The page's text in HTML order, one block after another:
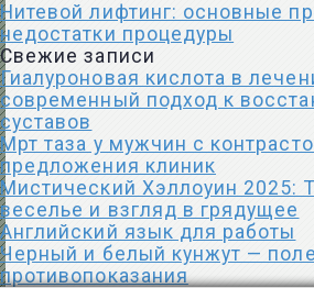
Нитевой лифтинг: основные
недостатки процедуры
Свежие записи
Гиалуроновая кислота в
современный подход к
суставов
Мрт таза у мужчин с
предложения клиник
Мистический Хэллоуин 2025:
веселье и взгляд в грядущее
Английский язык для работы
Черный и белый кунжут —
противопоказания